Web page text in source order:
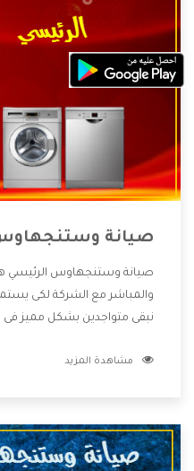
صيانة
صيانة وستنجهاوس الرئيسي
والمباشر مع الشركة لكى
نبقى متواجدين بشكل مميز
الشركة بها والتى تكون منها
عنها وأقوى الأسعار التى تكون
مشاهدة المزيد